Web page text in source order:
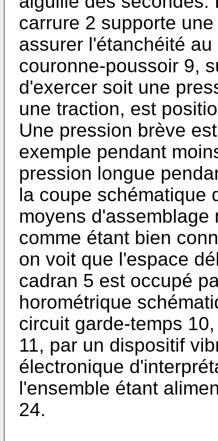
carrure 2 supporte
assurer l'étanchéité
couronne-poussoir 9,
d'exercer soit une
une traction, est
Une pression brève
exemple pendant
pression longue
la coupe schématique
moyens
comme étant bien
on voit que l'espace
cadran 5 est occupé
horométrique
circuit garde-temps
11, par un dispositif
électronique
l'ensemble étant
24.